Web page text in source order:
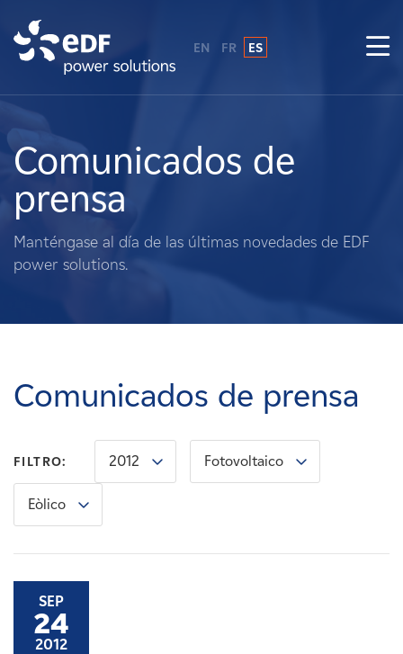
Sobre nosotros
Qué hacemos
Terratenientes
Carreras
Noticias
Contacte con
EN FR ES
Comunicados de
prensa
Manténgase al día de las últimas novedades de EDF
power solutions.
Comunicados de prensa
FILTRO: 2012 Fotovoltaico
Eòlico
SEP
24
2012